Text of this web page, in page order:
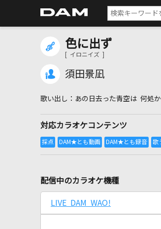
色に出ず
[ イロニイズ ]
須田景凪
あの日去った青空は 何処か
対応カラオケコンテンツ
配信中のカラオケ機種
LIVE DAM WAO!